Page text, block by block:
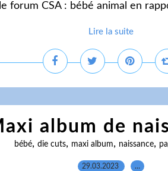
forum CSA : bébé animal en
Lire la suite
album de
bébé, die cuts, maxi album, naissance,
29.03.2023 …